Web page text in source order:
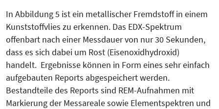
In Abbildung 5 ist ein metallischer Fremdstoff in einem
Kunststoffvlies zu erkennen. Das EDX-Spektrum
offenbart nach einer Messdauer von nur 30 Sekunden,
dass es sich dabei um Rost (Eisenoxidhydroxid)
handelt. Ergebnisse können in Form eines sehr einfach
aufgebau­ten Reports abgespeichert werden.
Bestandteile des Reports sind REM-Aufnahmen mit
Markierung der Mess­areale sowie Elementspektren und